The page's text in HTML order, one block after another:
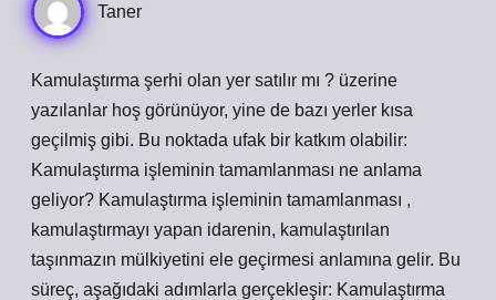
Taner
Kamulaştırma şerhi olan yer satılır mı ? üzerine
yazılanlar hoş görünüyor, yine de bazı yerler kısa
geçilmiş gibi. Bu noktada ufak bir katkım olabilir:
Kamulaştırma işleminin tamamlanması ne anlama
geliyor? Kamulaştırma işleminin tamamlanması ,
kamulaştırmayı yapan idarenin, kamulaştırılan
taşınmazın mülkiyetini ele geçirmesi anlamına gelir. Bu
süreç, aşağıdaki adımlarla gerçekleşir: Kamulaştırma